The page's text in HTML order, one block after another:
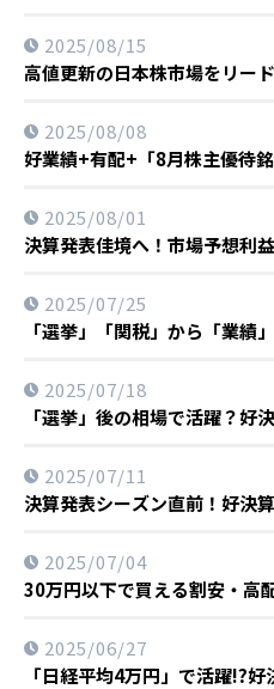
高値更新の日本株市場をリー
2025/08/15
好業績+有配+「8月株主優待銘
2025/08/08
決算発表佳境へ！市場予想利
2025/08/01
「選挙」「関税」から「業績
2025/07/25
「選挙」後の相場で活躍？好
2025/07/18
決算発表シーズン直前！好決
2025/07/11
30万円以下で買える割安・高
2025/07/04
「日経平均4万円」で活躍!?
2025/06/27